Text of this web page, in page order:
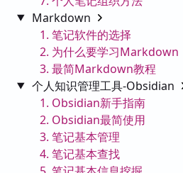
Markdown
1. 笔记软件的选择
2. 为什么要学习Markdown
3. 最简Markdown教程
个人知识管理工具-Obsidian
1. Obsidian新手指南
2. Obsidian最简使用
3. 笔记基本管理
4. 笔记基本查找